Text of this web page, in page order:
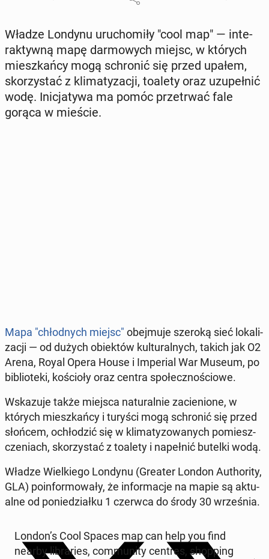
Władze Londynu uru­cho­mi­ły "cool map" — in­te­
rak­tyw­ną mapę dar­mo­wych miejsc, w których
miesz­kań­cy mogą schro­nić się przed upałem,
sko­rzy­stać z kli­ma­ty­za­cji, toalety oraz uzu­peł­nić
wodę. Ini­cja­ty­wa ma pomóc prze­trwać fale
gorąca w mieście.
Mapa "chłod­nych miejsc" obej­mu­je szeroką sieć lo­ka­li­
za­cji — od dużych obiek­tów kul­tu­ral­nych, takich jak O2
Arena, Royal Opera House i Im­pe­rial War Museum, po
bi­blio­te­ki, ko­ścio­ły oraz centra spo­łecz­no­ścio­we.
Wska­zu­je także miejsca na­tu­ral­nie za­cie­nio­ne, w
których miesz­kań­cy i turyści mogą schro­nić się przed
słońcem, ochło­dzić się w kli­ma­ty­zo­wa­nych po­miesz­
cze­niach, sko­rzy­stać z toalety i na­peł­nić butelki wodą.
Władze Wiel­kie­go Londynu (Greater London Au­tho­ri­ty,
GLA) po­in­for­mo­wa­ły, że in­for­ma­cje na mapie są ak­tu­
al­ne od po­nie­dział­ku 1 czerwca do środy 30 wrze­śnia.
London’s Cool Spaces map can help you find
nearby li­bra­ries, com­mu­ni­ty centres, shop­ping